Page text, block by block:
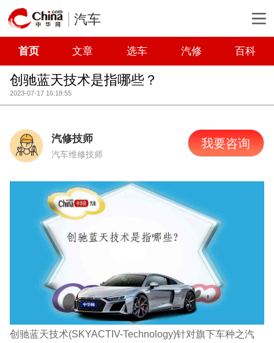
汽车
首页 文章 选车 汽修 百科
创驰蓝天技术是指哪些？
2023-07-17 16:18:55
汽修技师
汽车维修技师
我要咨询
创驰蓝天技术(SKYACTIV-Technology)针对旗下车种之汽